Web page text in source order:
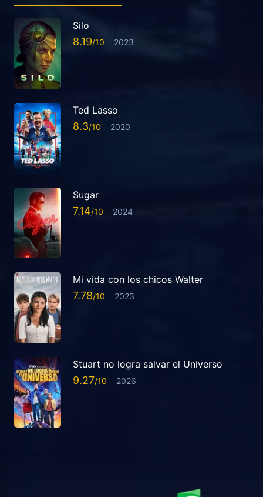
Silo
8.19 2023
Ted Lasso
8.3 2020
Sugar
7.14 2024
Mi vida con los chicos Walter
7.78 2023
Stuart no logra salvar el Universo
9.27 2026